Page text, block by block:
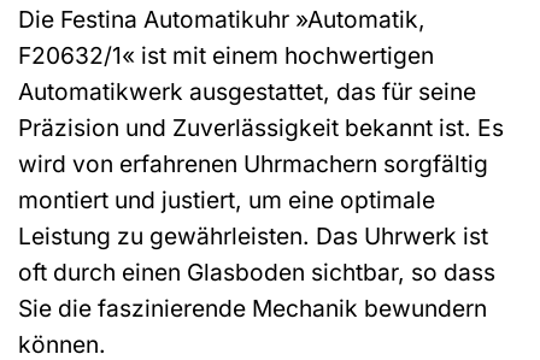
Die Festina Automatikuhr »Automatik,
F20632/1« ist mit einem hochwertigen
Automatikwerk ausgestattet, das für seine
Präzision und Zuverlässigkeit bekannt ist. Es
wird von erfahrenen Uhrmachern sorgfältig
montiert und justiert, um eine optimale
Leistung zu gewährleisten. Das Uhrwerk ist
oft durch einen Glasboden sichtbar, so dass
Sie die faszinierende Mechanik bewundern
können.